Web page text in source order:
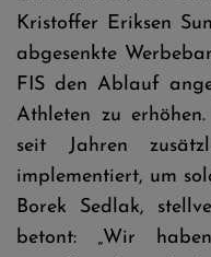
Kristoffer Eriksen
abgesenkte
FIS den Ablauf
Athleten zu
seit Jahren
implementiert, um
Borek Sedlak,
betont: „Wir